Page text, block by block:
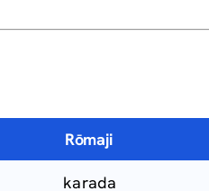
Rōmaji
karada